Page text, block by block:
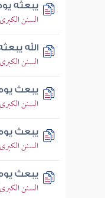
يبعثه
السنن
الله
السنن
يبعث
السنن
يبعث
السنن
يبعث
السنن